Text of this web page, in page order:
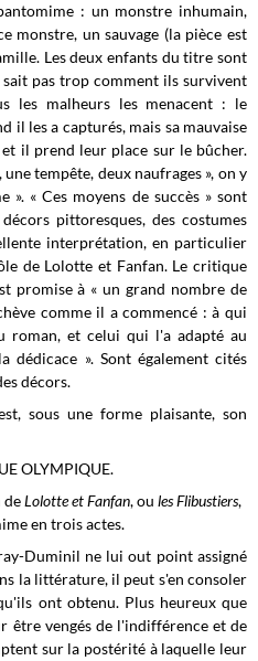
: un monstre inhumain,
monstre, un sauvage (la pièce est
Les deux enfants du titre sont
pas trop comment ils survivent
les malheurs les menacent : le
il les a capturés, mais sa mauvaise
il prend leur place sur le bûcher.
tempête, deux naufrages », on y
». « Ces moyens de succès » sont
pittoresques, des costumes
interprétation, en particulier
de Lolotte et Fanfan. Le critique
promise à « un grand nombre de
comme il a commencé : à qui
roman, et celui qui l'a adapté au
». Sont également cités
décors.
sous une forme plaisante, son
OLYMPIQUE.
deLolotte et Fanfan, ou les Flibustiers,
en trois actes.
Duminil ne lui out point assigné
la littérature, il peut s'en consoler
ont obtenu. Plus heureux que
être vengés de l'indifférence et de
sur la postérité à laquelle leur